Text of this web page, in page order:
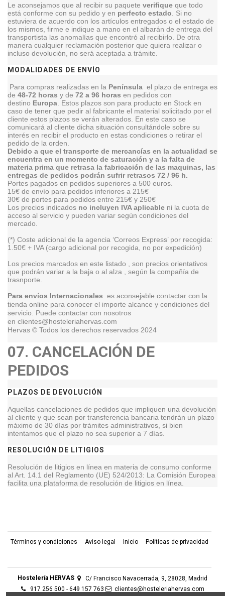
Le aconsejamos que al recibir su paquete verifique que todo
está conforme con su pedido y en perfecto estado . Si no
estuviera de acuerdo con los artículos entregados o el estado de
los mismos, firme e indique a mano en el albarán de entrega del
transportista las anomalías que encontró al recibirlo. De otra
manera cualquier reclamación posterior que quiera realizar o
incluso devolución, no será aceptada a trámite.
MODALIDADES DE ENVÍO
Para compras realizadas en la Península el plazo de entrega es
de 48-72 horas y de 72 a 96 horas en pedidos con
destino Europa . Estos plazos son para producto en Stock en
caso de tener que pedir al fabricante el material solicitado por el
cliente estos plazos se verán alterados. En este caso se
comunicará al cliente dicha situación consultándole sobre su
interés en recibir el producto en estas condiciones o retirar el
pedido de la orden.
Debido a que el transporte de mercancías en la actualidad se
encuentra en un momento de saturación y a la falta de
materia prima que retrasa la fabricación de las maquinas, las
entregas de pedidos podrán sufrir retrasos 72 / 96 h.
Portes pagados en pedidos superiores a 500 euros.
15€ de envío para pedidos inferiores a 215€
30€ de portes para pedidos entre 215€ y 250€
Los precios indicados no incluyen IVA aplicable ni la cuota de
acceso al servicio y pueden variar según condiciones del
mercado.
(*) Coste adicional de la agencia ‘Correos Express’ por recogida:
1.50€ + IVA (cargo adicional por recogida, no por expedición)
Los precios marcados en este listado , son precios orientativos
que podrán variar a la baja o al alza , según la compañía de
trasnporte.
Para envíos Internacionales es aconsejable contactar con la
tienda online para conocer el importe alcance y condiciones del
servicio. Puede contactar con nosotros
en clientes@hosteleriahervas.com
Hervas © Todos los derechos reservados 2024
07. CANCELACIÓN DE
PEDIDOS
PLAZOS DE DEVOLUCIÓN
Aquellas cancelaciones de pedidos que impliquen una devolución
al cliente y que sean por transferencia bancaria tendrán un plazo
máximo de 30 días por trámites administrativos, si bien
intentamos que el plazo no sea superior a 7 días.
RESOLUCIÓN DE LITIGIOS
Resolución de litigios en línea en materia de consumo conforme
al Art. 14.1 del Reglamento (UE) 524/2013: La Comisión Europea
facilita una plataforma de resolución de litigios en línea.
Términos y condiciones Aviso legal Inicio Políticas de privacidad
Hostelería HERVAS
C/ Francisco Navacerrada, 9, 28028, Madrid
917 256 500 - 649 157 763
clientes@hosteleriahervas.com